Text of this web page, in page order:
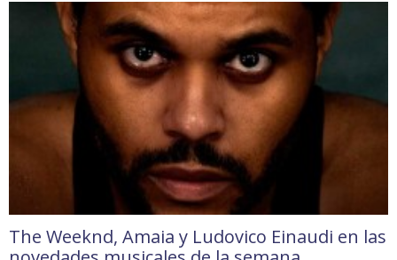
The Weeknd, Amaia y Ludovico Einaudi en las